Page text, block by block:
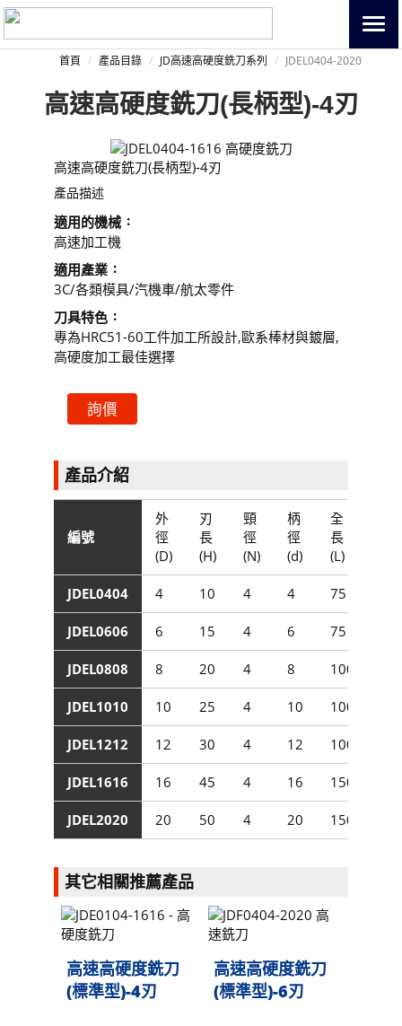
首頁 產品目錄 JD高速高硬度銑刀系列 JDEL0404-2020
高速高硬度銑刀(長柄型)-4刃
高速高硬度銑刀(長柄型)-4刃
產品描述
適用的機械
高速加工機
適用產業
3C/各類模具/汽機車/航太零件
刀具特色
專為HRC51-60工件加工所設計,歐系棒材與鍍層,
高硬度加工最佳選擇
詢價
產品介紹
編號
外
徑
(D)
刃
長
(H)
頸
徑
(N)
柄
徑
(d)
全
長
(L)
JDEL0404 4 10 4 4 75
JDEL0606 6 15 4 6 75
JDEL0808 8 20 4 8 100
JDEL1010 10 25 4 10 100
JDEL1212 12 30 4 12 100
JDEL1616 16 45 4 16 150
JDEL2020 20 50 4 20 150
其它相關推薦產品
高速高硬度銑刀
(標準型)-4刃
高速高硬度銑刀
(標準型)-6刃